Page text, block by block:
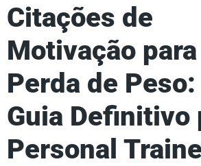
Citações de
Motivação para
Perda de Peso:
Guia Definitivo
Personal